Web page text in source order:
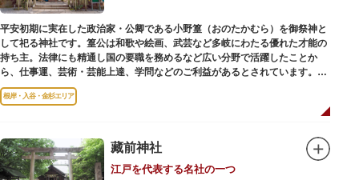
また、国立科学博物館では、日本およびアジアにおける科学系博物館の中核
施設として、調査研究、標本資料の収集・保管・活用、展示・学習支援を推
進。これらの活動を上野の本館、白金台の附属自然教育園、茨城県つくば市
の実験植物園や筑波研究施設（非公開）で展開しています。
平安初期に実在した政治家・公卿である小野篁（おのたかむら）を御祭神と
して祀る神社です。篁公は和歌や絵画、武芸など多岐にわたる優れた才能の
持ち主。法律にも精通し国の要職を務めるなど広い分野で活躍したことか
ら、仕事運、芸術・芸能上達、学問などのご利益があるとされています。
境内には、国の重要有形民俗文化財であるミニチュアの富士山「富士塚」
や、日本三大に数えられる「庚申塚」、昭和を代表する囲碁棋士・藤沢秀行
印は、うっとりするほど美しいデザインで人気を博しています。
江戸後期には、学問の神様である菅原道真公も回向院より遷され、境内にあ
根岸・入谷・金杉エリア
藏前神社
江戸を代表する名社の一つ